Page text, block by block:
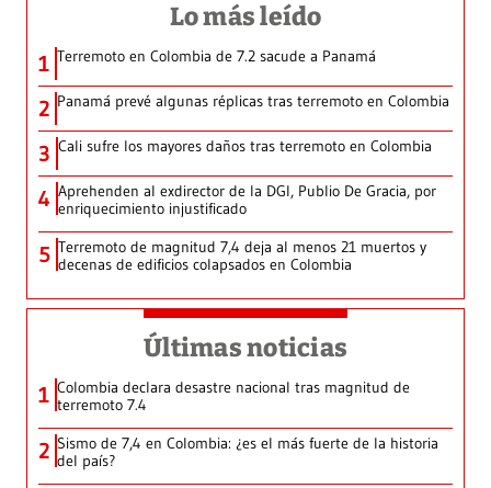
Lo más leído
1 Terremoto en Colombia de 7.2 sacude a Panamá
2 Panamá prevé algunas réplicas tras terremoto en Colombia
3 Cali sufre los mayores daños tras terremoto en Colombia
4 Aprehenden al exdirector de la DGI, Publio De Gracia, por
enriquecimiento injustificado
5 Terremoto de magnitud 7,4 deja al menos 21 muertos y
decenas de edificios colapsados en Colombia
Últimas noticias
1 Colombia declara desastre nacional tras magnitud de
terremoto 7.4
2 Sismo de 7,4 en Colombia: ¿es el más fuerte de la historia
del país?